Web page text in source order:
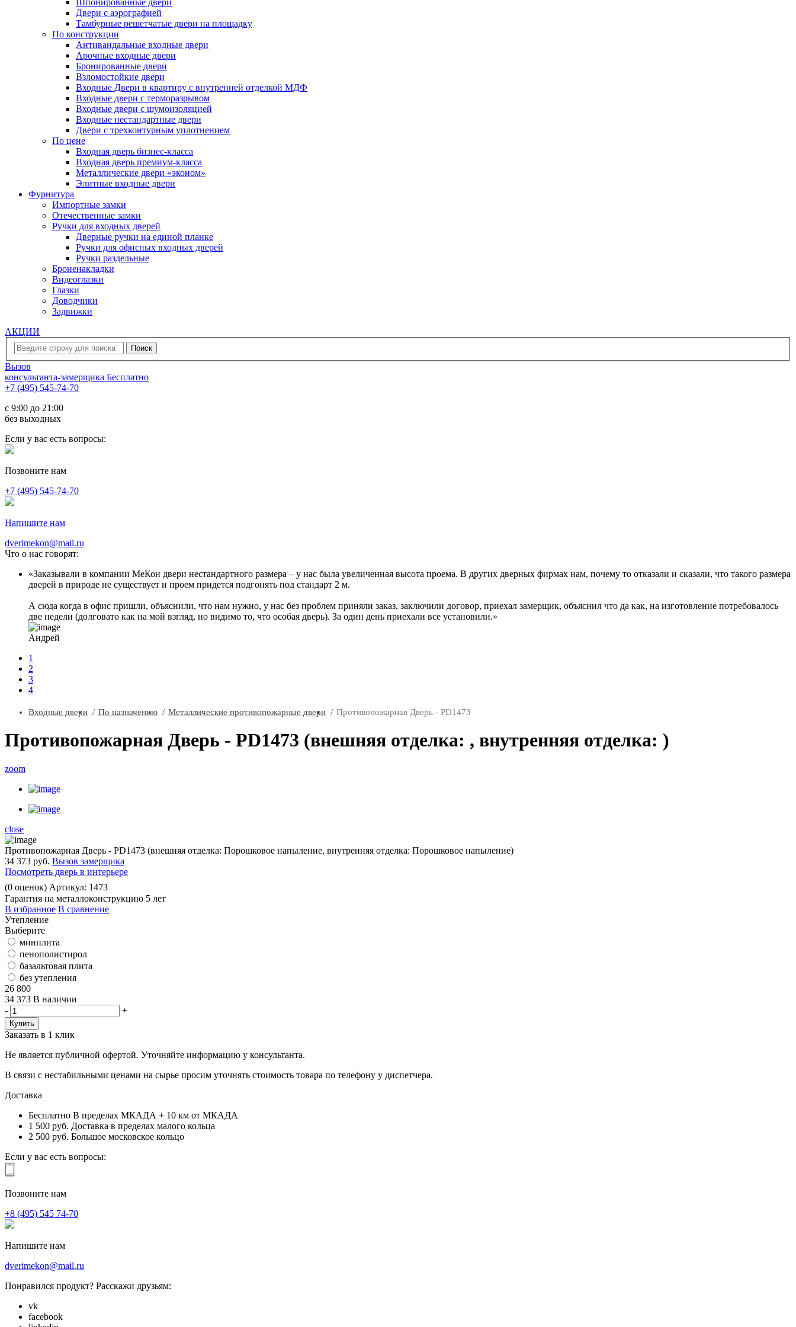
Шпонированные двери
Двери с аэрографией
Тамбурные решетчатые двери на площадку
По конструкции
Антивандальные входные двери
Арочные входные двери
Бронированные двери
Взломостойкие двери
Входные Двери в квартиру с внутренней отделкой МДФ
Входные двери с терморазрывом
Входные двери с шумоизоляцией
Входные нестандартные двери
Двери с трехконтурным уплотнением
По цене
Входная дверь бизнес-класса
Входная дверь премиум-класса
Металлические двери «эконом»
Элитные входные двери
Фурнитура
Импортные замки
Отечественные замки
Ручки для входных дверей
Дверные ручки на единой планке
Ручки для офисных входных дверей
Ручки раздельные
Броненакладки
Видеоглазки
Глазки
Доводчики
Задвижки
АКЦИИ
Вызов
консультанта-замерщика Бесплатно
+7 (495) 545-74-70
c 9:00 до 21:00
без выходных
Если у вас есть вопросы:
Позвоните нам
+7 (495) 545-74-70
Напишите нам
dverimekon@mail.ru
Что о нас говорят:
Заказывали в компании МеКон двери нестандартного размера – у нас была увеличенная высота проема. В других дверных фирмах нам, почему то отказали и сказали, что такого размера
дверей в природе не существует и проем придется подгонять под стандарт 2 м.
А сюда когда в офис пришли, объяснили, что нам нужно, у нас без проблем приняли заказ, заключили договор, приехал замерщик, объяснил что да как, на изготовление потребовалось
две недели (долговато как на мой взгляд, но видимо то, что особая дверь). За один день приехали все установили.
Андрей
1
2
3
4
Входные двери По назначению Металлические противопожарные двери Противопожарная Дверь - PD1473
Противопожарная Дверь - PD1473 (внешняя отделка: , внутренняя отделка: )
zoom
close
Противопожарная Дверь - PD1473 (внешняя отделка: Порошковое напыление, внутренняя отделка: Порошковое напыление)
34 373 руб. Вызов замерщика
Посмотреть дверь в интерьере
(0 оценок) Артикул: 1473
Гарантия на металлоконструкцию 5 лет
В избранное В сравнение
Утепление
Выберите
минплита
пенополистирол
базальтовая плита
без утепления
26 800
34 373 В наличии
-
+
Заказать в 1 клик
Не является публичной офертой. Уточняйте информацию у консультанта.
В связи с нестабильными ценами на сырье просим уточнять стоимость товара по телефону у диспетчера.
Доставка
Бесплатно В пределах МКАДА + 10 км от МКАДА
1 500 руб. Доставка в пределах малого кольца
2 500 руб. Большое московское кольцо
Если у вас есть вопросы:
Позвоните нам
+8 (495) 545 74-70
Напишите нам
dverimekon@mail.ru
Понравился продукт? Расскажи друзьям:
vk
facebook